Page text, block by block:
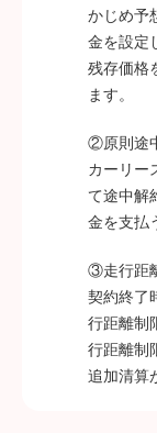
かじめ予
金を設定
残存価格
ます。
②原則途
カーリー
て途中解
金を支払
③走行距
契約終了
行距離制
行距離制
追加清算